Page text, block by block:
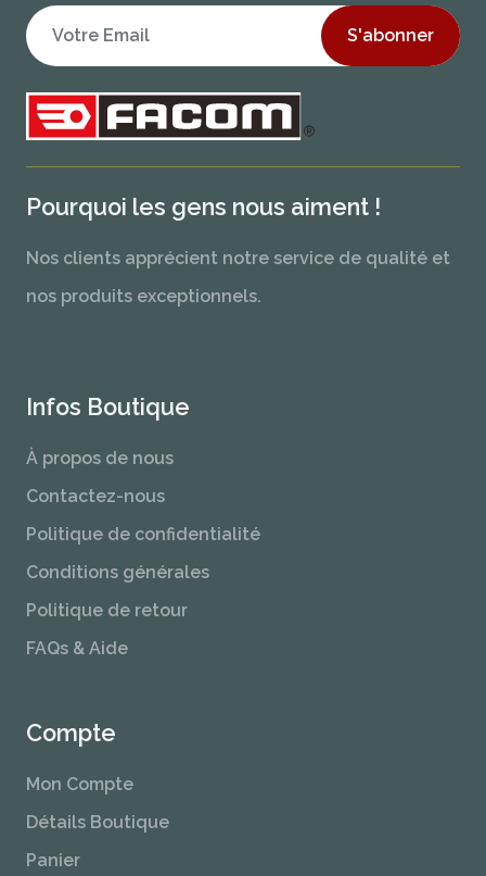
S'abonner
Pourquoi les gens nous aiment !
Nos clients apprécient notre service de qualité et
nos produits exceptionnels.
Infos Boutique
À propos de nous
Contactez-nous
Politique de confidentialité
Conditions générales
Politique de retour
FAQs & Aide
Compte
Mon Compte
Détails Boutique
Panier